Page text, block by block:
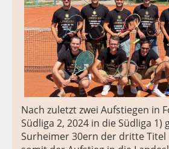
Nach zuletzt zwei Aufstiegen in
Südliga 2, 2024 in die Südliga 1)
Surheimer 30ern der dritte Titel